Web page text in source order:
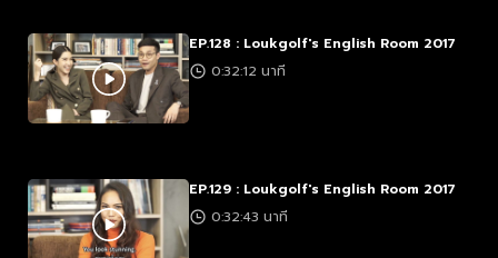
EP.128 : Loukgolf's English Room 2017
0:32:12 นาที
EP.129 : Loukgolf's English Room 2017
0:32:43 นาที